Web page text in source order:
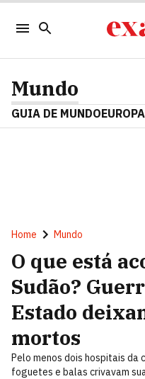
Mundo
GUIA DE MUNDOEUROPA
Home Mundo
O que está
Sudão?
Estado
mortos
Pelo menos dois hospitais
foguetes e balas crivavam